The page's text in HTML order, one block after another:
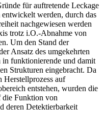
für auftretende Leckage
werden, durch das
nachgewiesen werden
trotz i.O.-Abnahme von
Um den Stand der
Ansatz des umgekehrten
in funktionierende und damit
Strukturen eingebracht. Da
Herstellprozess auf
entstehen, wurden die
die Funktion von
deren Detektierbarkeit